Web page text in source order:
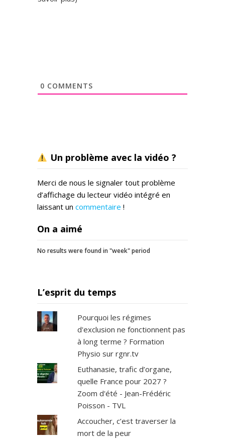
0 COMMENTS
Un problème avec la vidéo ?
Merci de nous le signaler tout problème
d’affichage du lecteur vidéo intégré en
laissant un commentaire !
On a aimé
No results were found in "week" period
L’esprit du temps
Pourquoi les régimes
d'exclusion ne fonctionnent pas
à long terme ? Formation
Physio sur rgnr.tv
Euthanasie, trafic d’organe,
quelle France pour 2027 ?
Zoom d'été - Jean-Frédéric
Poisson - TVL
Accoucher, c’est traverser la
mort de la peur